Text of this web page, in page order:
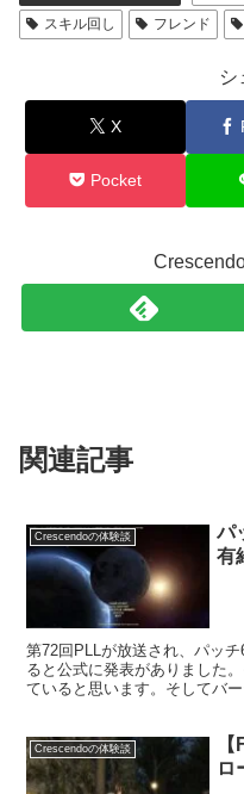
スキル回し
フレンド
シ
X
Pocket
関連記事
Crescendoの体験談
パ
有
第72回PLLが放送され、パッ
ると公式に発表がありました
ていると思います。そしてバ
Crescendoの体験談
ロ